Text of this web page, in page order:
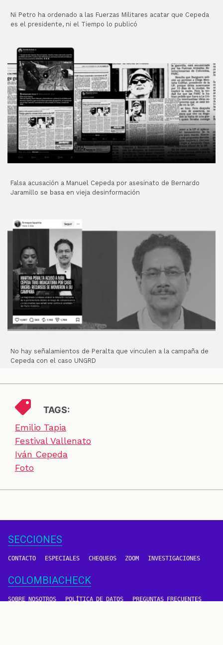
Ni Petro ha ordenado a las Fuerzas Militares acatar que Cepeda
es el presidente, ni el Tiempo lo publicó
Falsa acusación a Manuel Cepeda por asesinato de Bernardo
Jaramillo se basa en vieja desinformación
No hay señalamientos de Peralta que vinculen a la campaña de
Cepeda con el caso UNGRD
TAGS:
Emilio Tapia
Festival Vallenato
Iván Cepeda
Foto
SECCIONES
CONTACTO ESPECIALES CHEQUEOS ZOOM INVESTIGACIONES
COLOMBIACHECK
SOBRE NOSOTROS POLÍTICA DE DATOS PREGUNTAS FRECUENTES